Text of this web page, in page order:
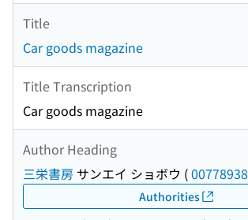
Title
Car goods magazine
Title Transcription
Car goods magazine
Author Heading
三栄書房 サンエイ ショボウ (00778938
Authorities